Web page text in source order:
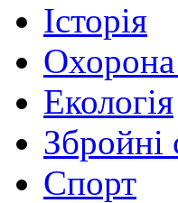
Історія
Екологія
Збройні
Спорт